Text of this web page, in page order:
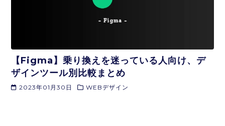
【Figma】乗り換えを迷っている人向け、デ
ザインツール別比較まとめ
2023年01月30日 WEBデザイン